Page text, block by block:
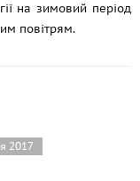
на зимовий період
повітрям.
2017